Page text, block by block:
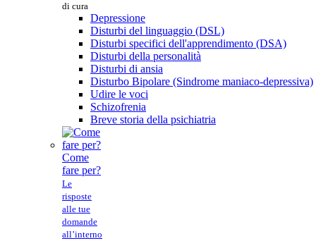
di cura
Depressione
Disturbi del linguaggio (DSL)
Disturbi specifici dell'apprendimento (DSA)
Disturbi della personalità
Disturbi di ansia
Disturbo Bipolare (Sindrome maniaco-depressiva)
Udire le voci
Schizofrenia
Breve storia della psichiatria
Come
fare per?
Le
risposte
alle tue
domande
all’interno